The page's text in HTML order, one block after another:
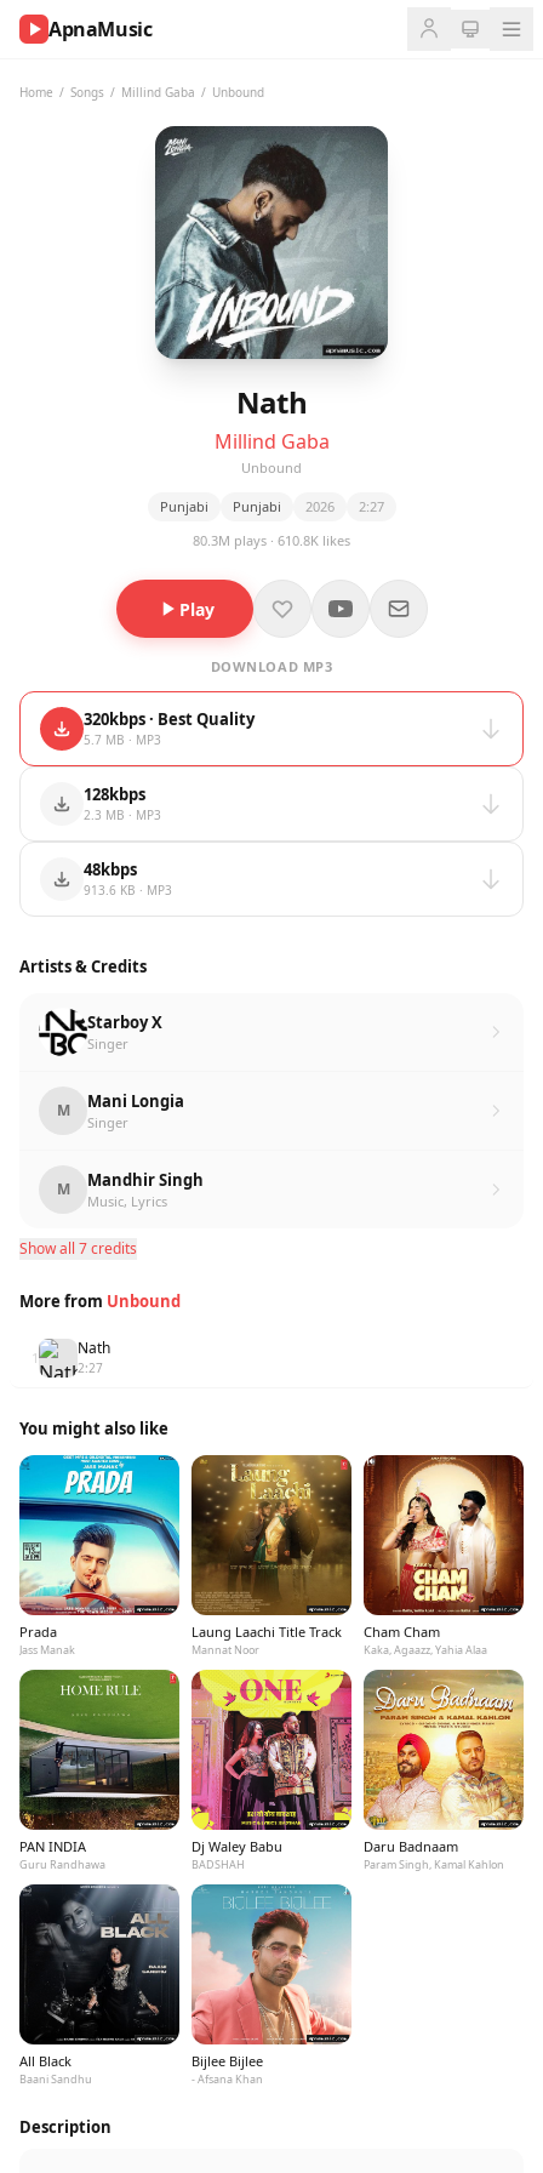
ApnaMusic
Home / Songs / Millind Gaba / Unbound
Nath
Millind Gaba
Unbound
Punjabi Punjabi 2026
2:27
80.3M plays · 610.8K likes
Play
DOWNLOAD MP3
320kbps · Best Quality
5.7 MB · MP3
128kbps
2.3 MB · MP3
48kbps
913.6 KB · MP3
Artists & Credits
Starboy X
Singer
M Mani Longia
Singer
M Mandhir Singh
Music, Lyrics
Show all 7 credits
More from Unbound
1 Nath
2:27
You might also like
Prada
Jass Manak
Laung Laachi Title Track
Mannat Noor
Cham Cham
Kaka, Agaazz, Yahia Alaa
PAN INDIA
Guru Randhawa
Dj Waley Babu
BADSHAH
Daru Badnaam
Param Singh, Kamal Kahlon
All Black
Baani Sandhu
Bijlee Bijlee
- Afsana Khan
Description
NOW